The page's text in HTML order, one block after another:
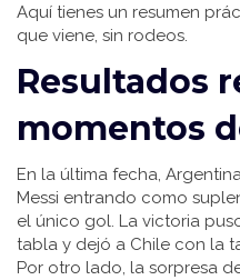
Aquí tienes un resumen
que viene, sin rodeos.
Resultados
momentos
En la última fecha,
Messi entrando como
el único gol. La victoria
tabla y dejó a Chile con la
Por otro lado, la sorpresa